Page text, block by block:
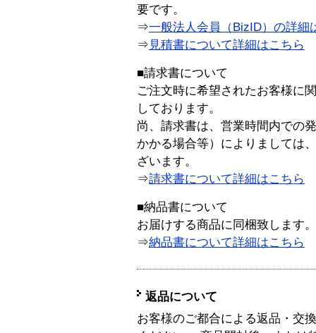
要です。
⇒一般法人会員（BizID）の詳細
⇒ 見積書について詳細はこちら
■請求書について
ご注文時に希望されたお客様に
しております。
尚、請求書は、営業時間内での
かかる場合等）によりましては
ざいます。
⇒請求書について詳細はこちら
■納品書について
お届けする商品に同梱致します。
⇒納品書について詳細はこちら
返品について
お客様のご都合による返品・交